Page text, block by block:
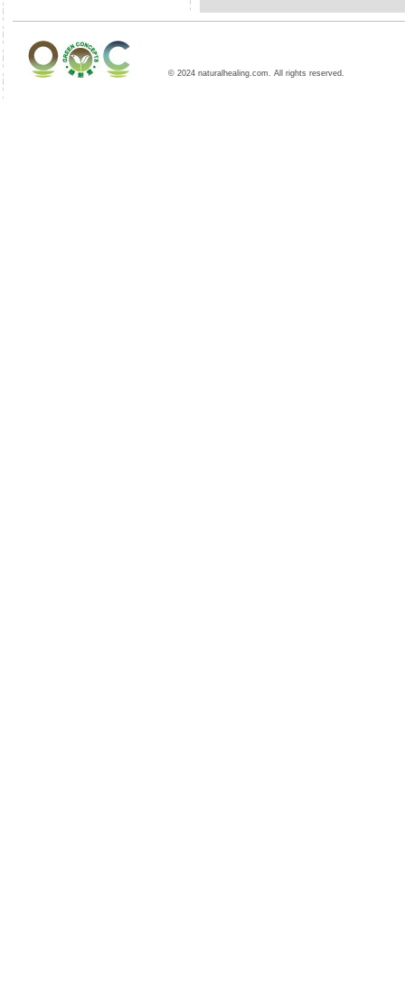
© 2024 naturalhealing.com. All rights reserved.